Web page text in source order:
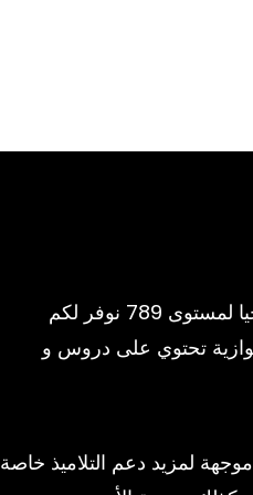
المنصة التعليمية الأولى في التكنولوجيا لمستوى 789 نوفر لكم
تحتوي على دروس و
لمزيد دعم التلاميذ خاصة